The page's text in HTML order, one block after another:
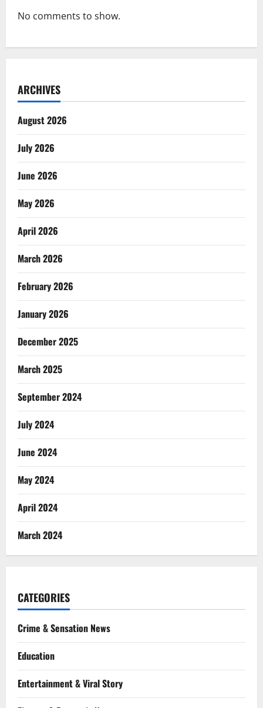
No comments to show.
ARCHIVES
August 2026
July 2026
June 2026
May 2026
April 2026
March 2026
February 2026
January 2026
December 2025
March 2025
September 2024
July 2024
June 2024
May 2024
April 2024
March 2024
CATEGORIES
Crime & Sensation News
Education
Entertainment & Viral Story